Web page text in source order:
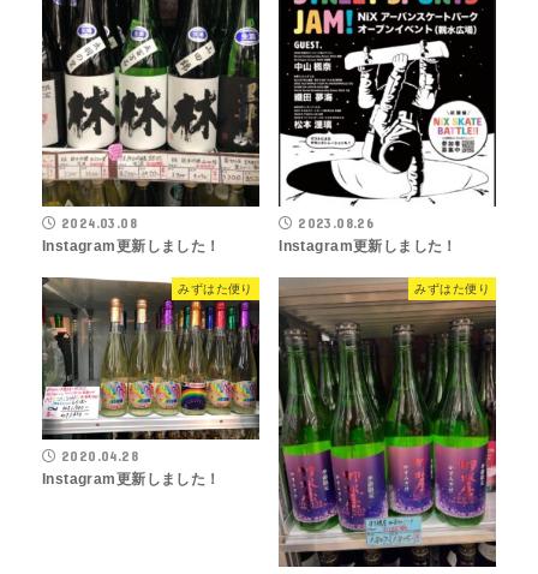
2024.03.08
Instagram更新しました！
2023.08.26
Instagram更新しました！
みずはた便り
2020.04.28
Instagram更新しました！
みずはた便り